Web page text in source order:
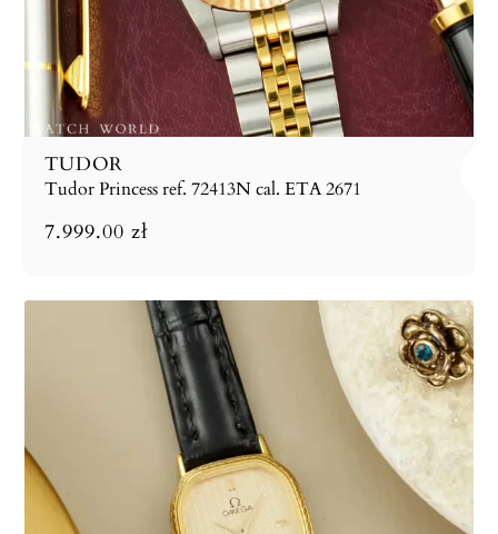
TUDOR
Tudor Princess ref. 72413N cal. ETA 2671
7.999.00 zł